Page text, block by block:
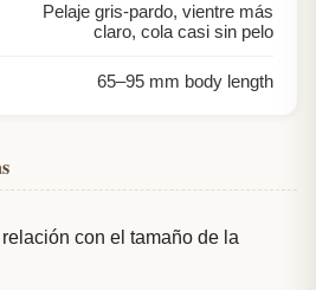
Pelaje gris-pardo, vientre más
claro, cola casi sin pelo
65–95 mm body length
con el tamaño de la